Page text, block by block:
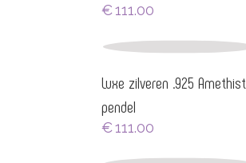
€111.00
Luxe zilveren .925 Amethist
pendel
€111.00